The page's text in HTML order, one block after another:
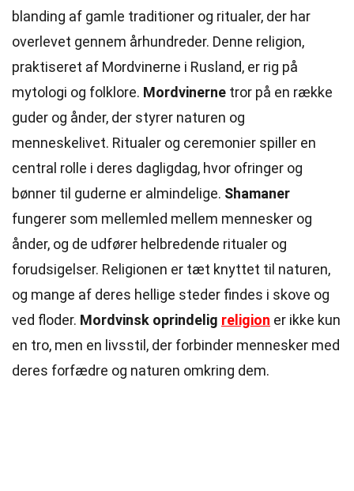
blanding af gamle traditioner og ritualer, der har
overlevet gennem århundreder. Denne religion,
praktiseret af Mordvinerne i Rusland, er rig på
mytologi og folklore. Mordvinerne tror på en række
guder og ånder, der styrer naturen og
menneskelivet. Ritualer og ceremonier spiller en
central rolle i deres dagligdag, hvor ofringer og
bønner til guderne er almindelige. Shamaner
fungerer som mellemled mellem mennesker og
ånder, og de udfører helbredende ritualer og
forudsigelser. Religionen er tæt knyttet til naturen,
og mange af deres hellige steder findes i skove og
ved floder. Mordvinsk oprindelig religion er ikke kun
en tro, men en livsstil, der forbinder mennesker med
deres forfædre og naturen omkring dem.